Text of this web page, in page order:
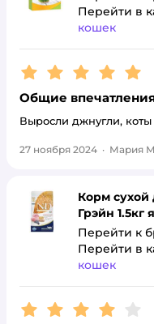
Перейти в
кошек
Рейтинг:5
Общие
Выросли джнугли,
27 ноября 2024 · Мария
Корм
Грэйн 1.5кг
Перейти к
Перейти в
кошек
Рейтинг:4